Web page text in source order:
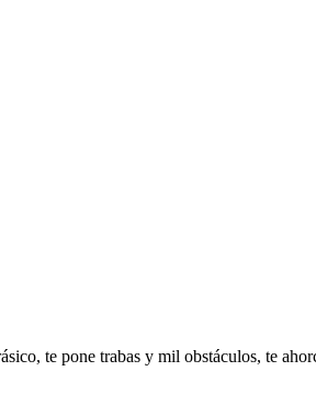
te pone trabas y mil obstáculos, te